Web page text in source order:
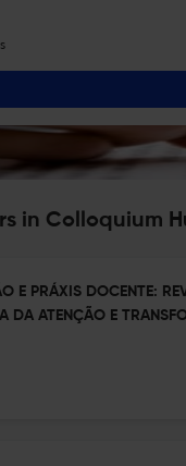
in Colloquium
E PRÁXIS DOCENTE:
DA ATENÇÃO E